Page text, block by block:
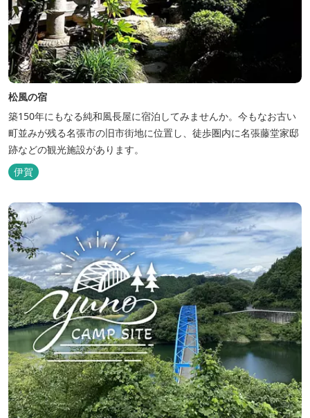
松風の宿
築150年にもなる純和風長屋に宿泊してみませんか。今もなお古い
町並みが残る名張市の旧市街地に位置し、徒歩圏内に名張藤堂家邸
跡などの観光施設があります。
伊賀